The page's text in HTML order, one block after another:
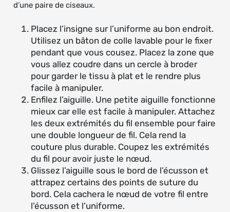
d’une paire de ciseaux.
Placez l’insigne sur l’uniforme au bon endroit.
Utilisez un bâton de colle lavable pour le fixer
pendant que vous cousez. Placez la zone que
vous allez coudre dans un cercle à broder
pour garder le tissu à plat et le rendre plus
facile à manipuler.
Enfilez l’aiguille. Une petite aiguille fonctionne
mieux car elle est facile à manipuler. Attachez
les deux extrémités du fil ensemble pour faire
une double longueur de fil. Cela rend la
couture plus durable. Coupez les extrémités
du fil pour avoir juste le nœud.
Glissez l’aiguille sous le bord de l’écusson et
attrapez certains des points de suture du
bord. Cela cachera le nœud de votre fil entre
l’écusson et l’uniforme.